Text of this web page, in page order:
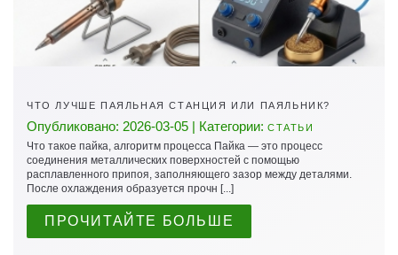
ЧТО ЛУЧШЕ ПАЯЛЬНАЯ СТАНЦИЯ ИЛИ ПАЯЛЬНИК?
Опубликовано: 2026-03-05 | Категории: СТАТЬИ
Что такое пайка, алгоритм процесса Пайка — это процесс
соединения металлических поверхностей с помощью
расплавленного припоя, заполняющего зазор между деталями.
После охлаждения образуется прочн [...]
ПРОЧИТАЙТЕ БОЛЬШЕ